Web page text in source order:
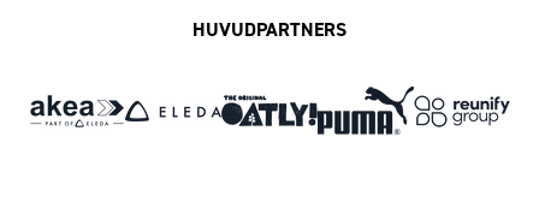
HUVUDPARTNERS